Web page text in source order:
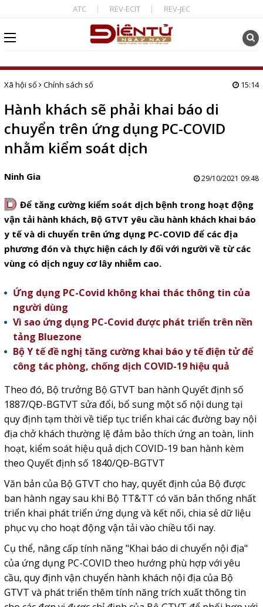
ATC REV-ECIT REV-JEC
Xã hội số Chính sách số 15:14
Hành khách sẽ phải khai báo di
chuyển trên ứng dụng PC-COVID
nhằm kiểm soát dịch
Ninh Gia 29/10/2021 09:48
D Để tăng cường kiểm soát dịch bệnh trong hoạt động
vận tải hành khách, Bộ GTVT yêu cầu hành khách khai báo
y tế và di chuyển trên ứng dụng PC-COVID để các địa
phương đón và thực hiện cách ly đối với người về từ các
vùng có dịch nguy cơ lây nhiễm cao.
Ứng dụng PC-Covid không khai thác thông tin của
người dùng
Vì sao ứng dụng PC-Covid được phát triển trên nền
tảng Bluezone
Bộ Y tế đề nghị tăng cường khai báo y tế điện tử để
công tác phòng, chống dịch COVID-19 hiệu quả
Theo đó, Bộ trưởng Bộ GTVT ban hành Quyết định số
1887/QĐ-BGTVT sửa đổi, bổ sung một số nội dung tại
quy định tạm thời về tiếp tục triển khai các đường bay nội
địa chở khách thường lệ đảm bảo thích ứng an toàn, linh
hoạt, kiểm soát hiệu quả dịch COVID-19 ban hành kèm
theo Quyết định số 1840/QĐ-BGTVT
Văn bản của Bộ GTVT cho hay, quyết định của Bộ được
ban hành ngay sau khi Bộ TT&TT có văn bản thống nhất
triển khai phát triển ứng dụng và kết nối, chia sẻ dữ liệu
phục vụ cho hoạt động vận tải vào chiều tối nay.
Cụ thể, nâng cấp tính năng "Khai báo di chuyển nội địa"
của ứng dụng PC-COVID theo hướng phù hợp với yêu
cầu, quy định vận chuyển hành khách nội địa của Bộ
GTVT và phát triển thêm tính năng trích xuất thông tin